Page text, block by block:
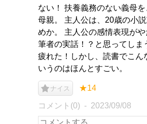
ない！ 扶養義務のない義母
母親。 主人公は、20歳の小
めか。 主人公の感情表現がや
筆者の実話！？と思ってしま
疲れた！しかし、読書でこん
いうのはほんとすごい。
ナイス ★14
コメント(0) 2023/09/08